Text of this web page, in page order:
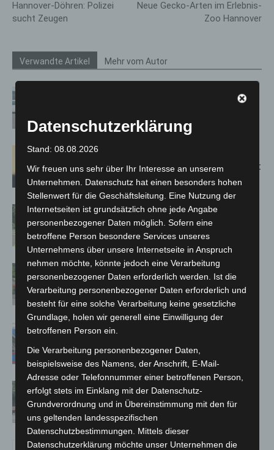
Hannover-Döhren: Polizei
sucht Zeugen
Neue Gecko-Arten im Erlebnis-
Zoo Hannover
Verwandte Artikel Mehr vom Autor
Spanien zurück
Hannover: Erste Tigermücken-
Population in Niedersachsen entdeckt
Brand im „Haus der Begegnung“ in
Neuwarmbüchen schnell eingedämmt
Region Hannover: 21 neue
Notfallsanitäter starten beim Roten
Kreuz
Mann läuft mit Hockeyschläger über
Gasleitung bei McDonald’s-Umbau in
Langenhagen beschädigt
Datenschutzerklärung
Stand: 08.08.2026
Wir freuen uns sehr über Ihr Interesse an unserem
Unternehmen. Datenschutz hat einen besonders hohen
Stellenwert für die Geschäftsleitung. Eine Nutzung der
Internetseiten ist grundsätzlich ohne jede Angabe
personenbezogener Daten möglich. Sofern eine
betroffene Person besondere Services unseres
Unternehmens über unsere Internetseite in Anspruch
nehmen möchte, könnte jedoch eine Verarbeitung
personenbezogener Daten erforderlich werden. Ist die
Verarbeitung personenbezogener Daten erforderlich und
besteht für eine solche Verarbeitung keine gesetzliche
Grundlage, holen wir generell eine Einwilligung der
betroffenen Person ein.
Die Verarbeitung personenbezogener Daten,
beispielsweise des Namens, der Anschrift, E-Mail-
Adresse oder Telefonnummer einer betroffenen Person,
erfolgt stets im Einklang mit der Datenschutz-
Grundverordnung und in Übereinstimmung mit den für
uns geltenden landesspezifischen
Datenschutzbestimmungen. Mittels dieser
Datenschutzerklärung möchte unser Unternehmen die